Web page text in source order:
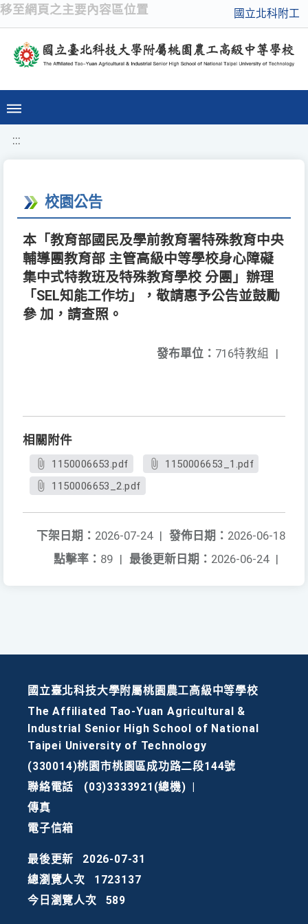
移至網頁之主要內容區位置 國立北科附工
:::
校園公告
本「教育部國民及學前教育署特殊教育中央
輔導團教育部 主管高級中等學校身心障礙
集中式特教班及特殊教育學校 分團」辦理
「SEL知能工作坊」，敬請惠予公告並鼓勵
參 加，請查照。
發布單位： 716特教組 |
相關附件
1150006653.pdf
1150006653_1.pdf
1150006653_2.pdf
發佈日期： 2026-06-18
下架日期： 2026-07-24 |
最後更新日期： 2026-06-24 |
點擊率： 89 |
國立臺北科技大學附屬桃園農工高級中等學校
The Affiliated Tao-Yuan Agricultural &
Industrial Senior High School of National
Taipei University of Technology
(330014)桃園市桃園區成功路二段144號
聯絡電話
(03)3333921(總機)
傳真
電子信箱
最後更新
2026-07-31
總瀏覽人次
1723137
今日瀏覽人次
589